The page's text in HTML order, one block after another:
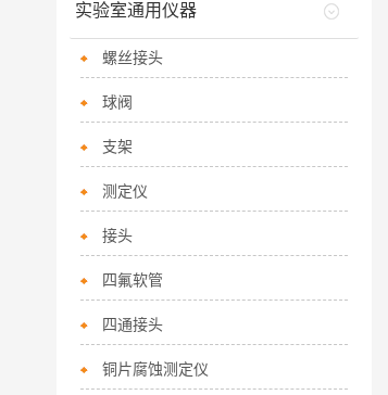
实验室通用仪器
螺丝接头
球阀
支架
测定仪
接头
四氟软管
四通接头
铜片腐蚀测定仪